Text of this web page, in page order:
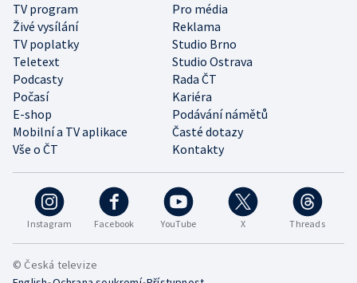
Instagram Facebook YouTube X Threads
TV program
Pro média
Živé vysílání
Reklama
TV poplatky
Studio Brno
Teletext
Studio Ostrava
Podcasty
Rada ČT
Počasí
Kariéra
E-shop
Podávání námětů
Mobilní a TV aplikace
Časté dotazy
Vše o ČT
Kontakty
© Česká televize